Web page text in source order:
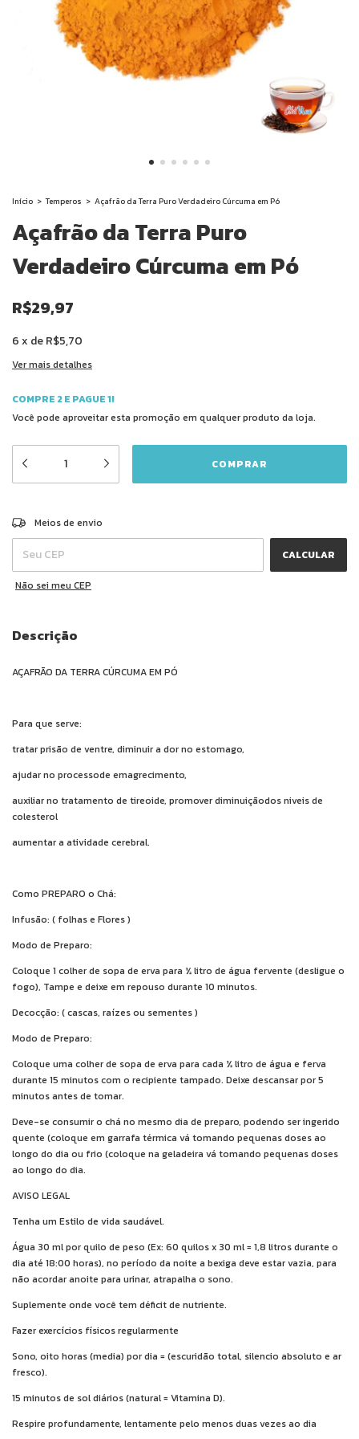
Início > Temperos > Açafrão da Terra Puro Verdadeiro Cúrcuma em Pó
Açafrão da Terra Puro
Verdadeiro Cúrcuma em Pó
R$29,97
6x deR$5,70
Ver mais detalhes
COMPRE 2 E PAGUE 1!
Você pode aproveitar esta promoção em qualquer produto da loja.
Entregas para o CEP:
Meios de envio
CALCULAR
Não sei meu CEP
Descrição
AÇAFRÃO DA TERRA CÚRCUMA EM PÓ
Para que serve:
tratar prisão de ventre, diminuir a dor no estomago,
ajudar no processode emagrecimento,
auxiliar no tratamento de tireoide, promover diminuiçãodos niveis de
colesterol
aumentar a atividade cerebral.
Como PREPARO o Chá:
Infusão: ( folhas e Flores )
Modo de Preparo:
Coloque 1 colher de sopa de erva para ½ litro de água fervente (desligue o
fogo), Tampe e deixe em repouso durante 10 minutos.
Decocção: ( cascas, raízes ou sementes )
Modo de Preparo:
Coloque uma colher de sopa de erva para cada ½ litro de água e ferva
durante 15 minutos com o recipiente tampado. Deixe descansar por 5
minutos antes de tomar.
Deve-se consumir o chá no mesmo dia de preparo, podendo ser ingerido
quente (coloque em garrafa térmica vá tomando pequenas doses ao
longo do dia ou frio (coloque na geladeira vá tomando pequenas doses
ao longo do dia.
AVISO LEGAL
Tenha um Estilo de vida saudável.
Água 30 ml por quilo de peso (Ex: 60 quilos x 30 ml = 1,8 litros durante o
dia até 18:00 horas), no período da noite a bexiga deve estar vazia, para
não acordar anoite para urinar, atrapalha o sono.
Suplemente onde você tem déficit de nutriente.
Fazer exercícios físicos regularmente
Sono, oito horas (media) por dia = (escuridão total, silencio absoluto e ar
fresco).
15 minutos de sol diários (natural = Vitamina D).
Respire profundamente, lentamente pelo menos duas vezes ao dia